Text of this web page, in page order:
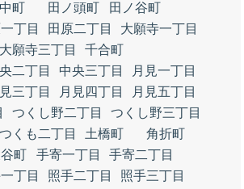
町 田ノ頭町
田ノ谷町
丁目 田原二丁目
大願寺一丁目
大願寺三丁目
千合町
二丁目 中央三丁目
月見一丁目
三丁目 月見四丁目
月見五丁目
つくし野二丁目
つくし野三丁目
つくも二丁目 土橋町
角折町
町 手寄一丁目
手寄二丁目
丁目 照手二丁目
照手三丁目